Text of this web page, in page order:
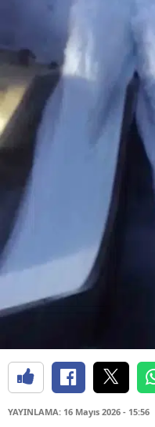
YAYINLAMA: 16 Mayıs 2026 - 15:56